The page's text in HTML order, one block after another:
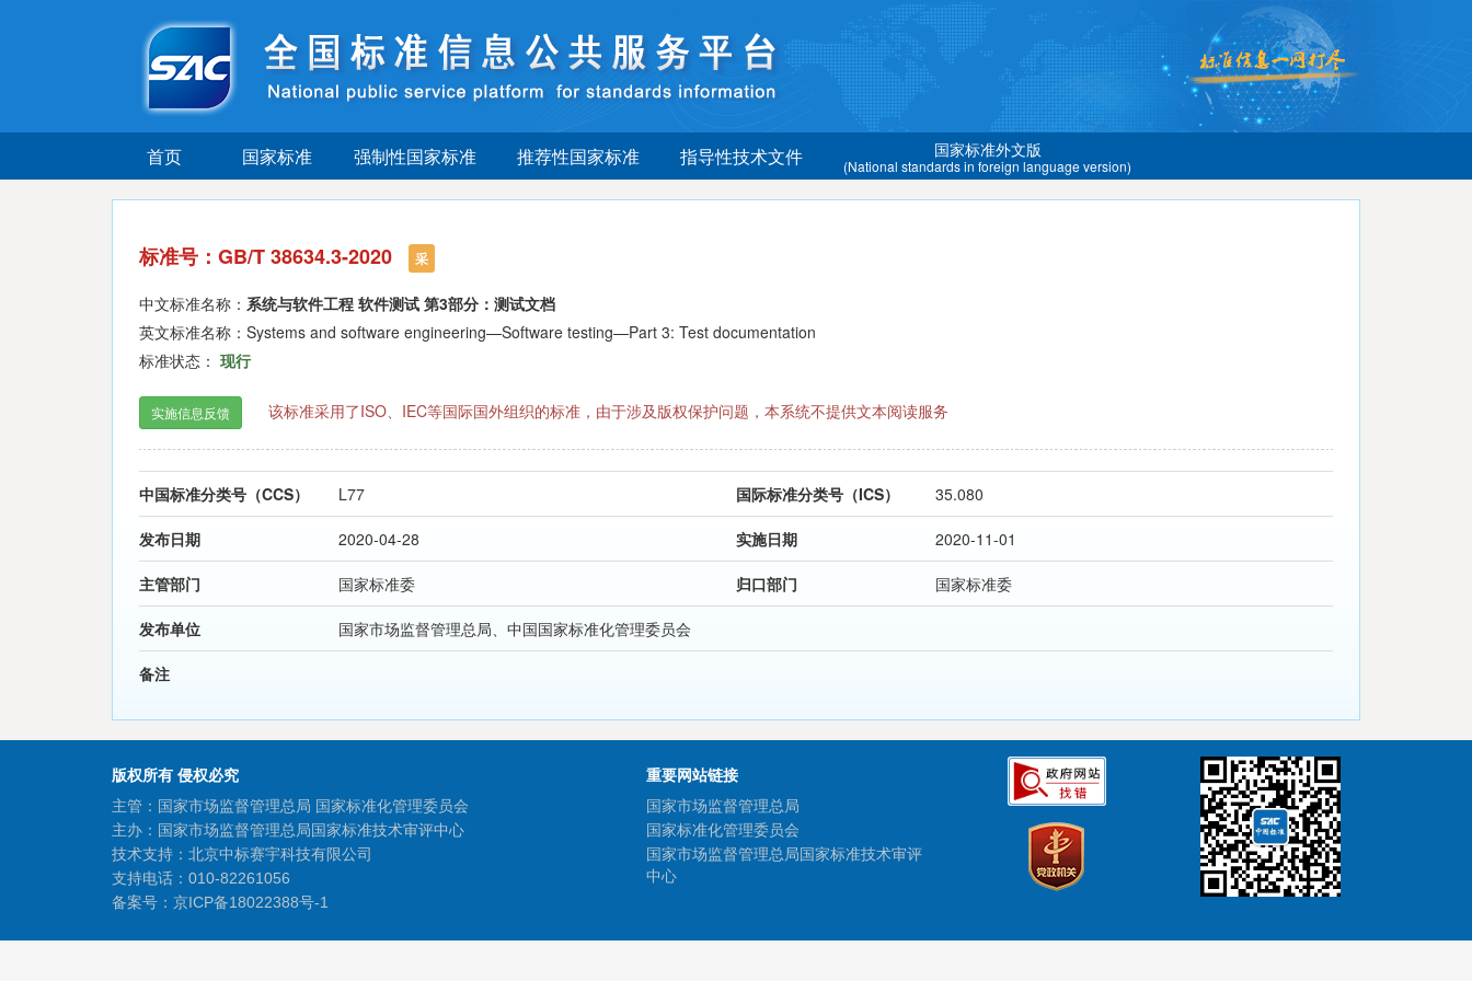
首页 国家标准 强制性国家标准 推荐性国家标准 指导性技术文件 国家标准外文版
(National standards in foreign language version)
标准号：GB/T 38634.3-2020 采
中文标准名称： 系统与软件工程 软件测试 第3部分：测试文档
英文标准名称：Systems and software engineering—Software testing—Part 3: Test documentation
标准状态： 现行
实施信息反馈 该标准采用了ISO、IEC等国际国外组织的标准，由于涉及版权保护问题，本系统不提供文本阅读服务
中国标准分类号（CCS） L77 国际标准分类号（ICS） 35.080
发布日期 2020-04-28 实施日期 2020-11-01
主管部门 国家标准委 归口部门 国家标准委
发布单位 国家市场监督管理总局、中国国家标准化管理委员会
备注
版权所有 侵权必究
主管：国家市场监督管理总局 国家标准化管理委员会
主办：国家市场监督管理总局国家标准技术审评中心
技术支持：北京中标赛宇科技有限公司
支持电话：010-82261056
备案号： 京ICP备18022388号-1
重要网站链接
国家市场监督管理总局
国家标准化管理委员会
国家市场监督管理总局国家标准技术审评
中心